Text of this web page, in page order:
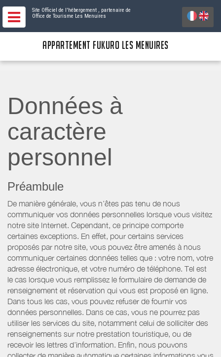
Site Officiel de l'hébergement , partenaire de
Office de Tourisme Les Menuires
APPARTEMENT FUKURO LES MENUIRES
Données à
caractère
personnel
Préambule
De manière générale, vous n’êtes pas tenu de nous
communiquer vos données personnelles lorsque vous visitez
notre site Internet. Cependant, ce principe comporte
certaines exceptions. En effet, pour certains services
proposés par notre site, vous pouvez être amenés à nous
communiquer certaines données telles que : votre nom, votre
adresse électronique, et votre numéro de téléphone. Tel est
le cas lorsque vous remplissez le formulaire de demande de
renseignement et réservation qui vous est proposé en ligne.
Dans tous les cas, vous pouvez refuser de fournir vos
données personnelles. Dans ce cas, vous ne pourrez pas
utiliser les services du site, notamment celui de solliciter des
renseignements sur notre prestation touristique, ou de
recevoir les lettres d’information. Enfin, nous pouvons